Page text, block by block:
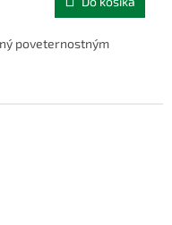
poveternostným